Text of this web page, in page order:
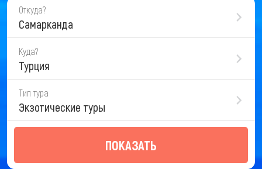
Откуда?
Самарканда
Куда?
Турция
Тип тура
Экзотические туры
ПОКАЗАТЬ